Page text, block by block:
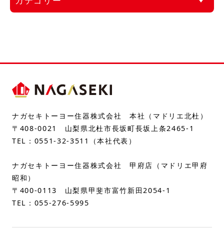
ナガセキトーヨー住器株式会社 本社（マドリエ北杜）
〒408-0021 山梨県北杜市長坂町長坂上条2465-1
TEL： 0551-32-3511 （本社代表）
ナガセキトーヨー住器株式会社 甲府店（マドリエ甲府
昭和）
〒400-0113 山梨県甲斐市富竹新田2054-1
TEL： 055-276-5995